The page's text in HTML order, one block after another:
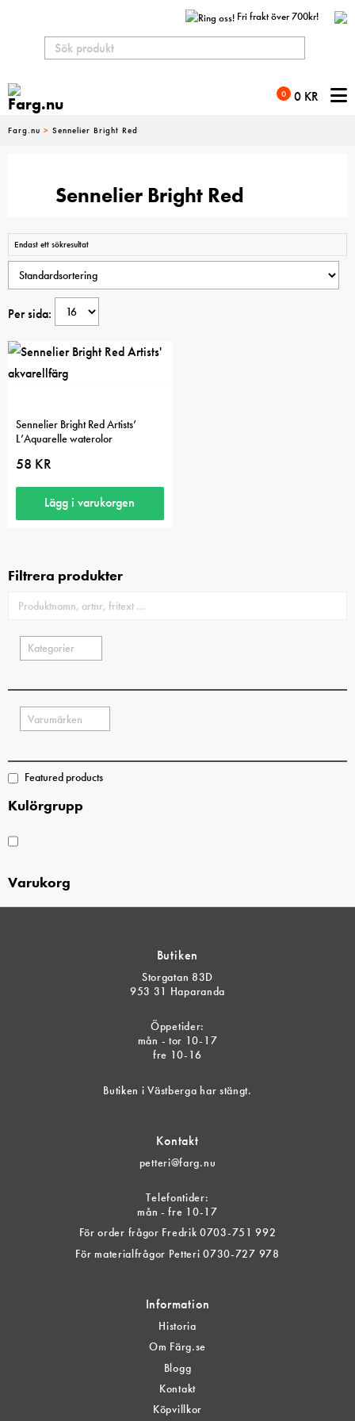
Fri frakt över 700kr!
0 0 KR
Farg.nu > Sennelier Bright Red
Sennelier Bright Red
Endast ett sökresultat
Per sida:
Sennelier Bright Red Artists’
L’Aquarelle waterolor
58 KR
Lägg i varukorgen
Filtrera produkter
Featured products
Kulörgrupp
Varukorg
Butiken
Storgatan 83D
953 31 Haparanda
Öppetider:
mån - tor 10-17
fre 10-16
Butiken i Västberga har stängt.
Kontakt
petteri@farg.nu
Telefontider:
mån - fre 10-17
För order frågor Fredrik 0703-751 992
För materialfrågor Petteri 0730-727 978
Information
Historia
Om Färg.se
Blogg
Kontakt
Köpvillkor